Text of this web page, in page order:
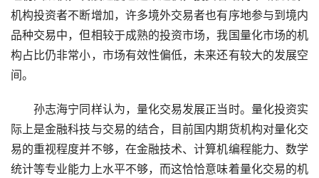
机构投资者不断增加，许多境外交易者也有序地参与到境内
品种交易中，但相较于成熟的投资市场，我国量化市场的机
构占比仍非常小，市场有效性偏低，未来还有较大的发展空
间。
孙志海宁同样认为，量化交易发展正当时。量化投资实
际上是金融科技与交易的结合，目前国内期货机构对量化交
易的重视程度并不够，在金融技术、计算机编程能力、数学
统计等专业能力上水平不够，而这恰恰意味着量化交易的机